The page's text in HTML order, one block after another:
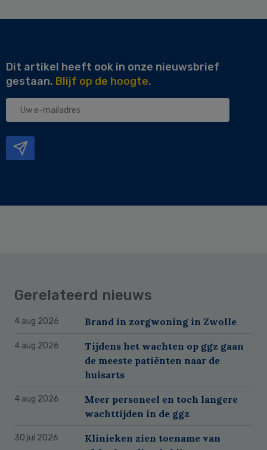
Dit artikel heeft ook in onze nieuwsbrief
gestaan. Blijf op de hoogte.
Uw
Gerelateerd nieuws
4 aug 2026 Brand in zorgwoning in Zwolle
4 aug 2026
Tijdens het wachten op ggz gaan
de meeste patiënten naar de
huisarts
4 aug 2026
Meer personeel en toch langere
wachttijden in de ggz
30 jul 2026
Klinieken zien toename van